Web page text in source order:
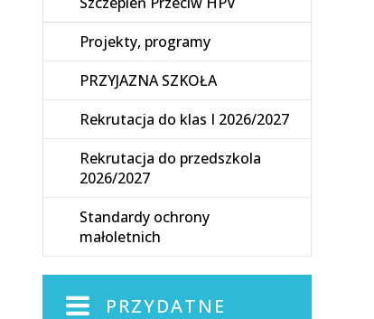
Projekty, programy
PRZYJAZNA SZKOŁA
Rekrutacja do klas I 2026/2027
Rekrutacja do przedszkola
2026/2027
Standardy ochrony
małoletnich
PRZYDATNE